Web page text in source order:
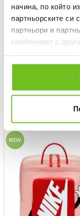
начина, по който
партньорските си
партньори и
комбинират с
ползването от
84,99 €
NEW